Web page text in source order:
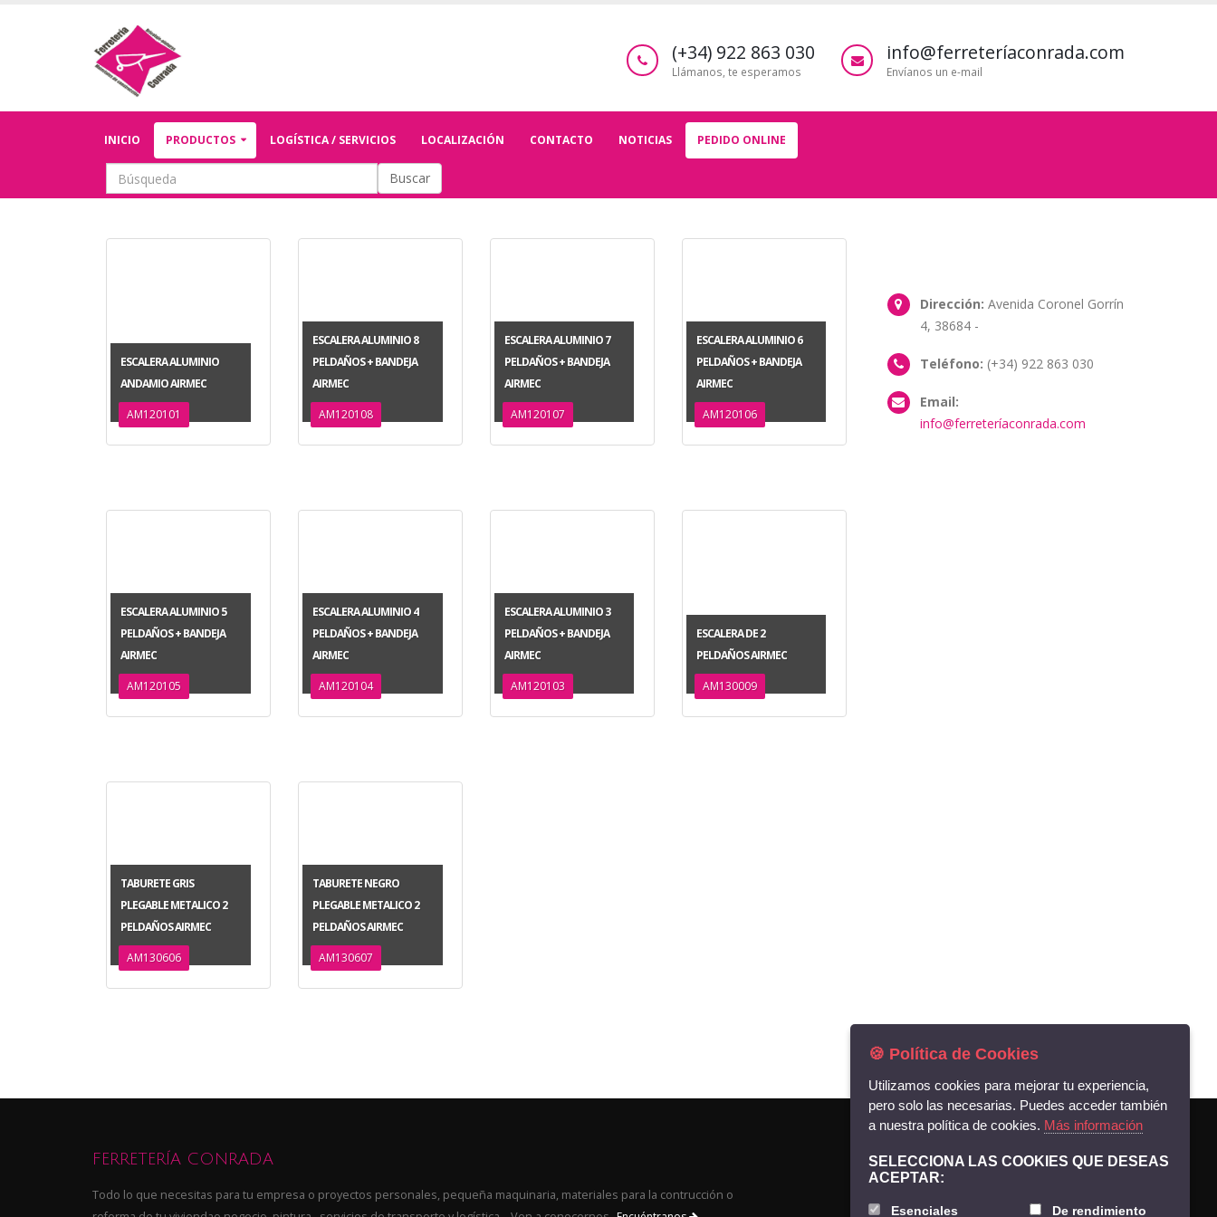
(+34) 922 863 030
Llámanos, te esperamos
info@ferreteríaconrada.com
Envíanos un e-mail
INICIO PRODUCTOS LOGÍSTICA / SERVICIOS LOCALIZACIÓN CONTACTO NOTICIAS PEDIDO ONLINE
Buscar
ESCALERA ALUMINIO
ANDAMIO AIRMEC
AM120101
ESCALERA ALUMINIO 8
PELDAÑOS + BANDEJA
AIRMEC
AM120108
ESCALERA ALUMINIO 7
PELDAÑOS + BANDEJA
AIRMEC
AM120107
ESCALERA ALUMINIO 6
PELDAÑOS + BANDEJA
AIRMEC
AM120106
ESCALERA ALUMINIO 5
PELDAÑOS + BANDEJA
AIRMEC
AM120105
ESCALERA ALUMINIO 4
PELDAÑOS + BANDEJA
AIRMEC
AM120104
ESCALERA ALUMINIO 3
PELDAÑOS + BANDEJA
AIRMEC
AM120103
ESCALERA DE 2
PELDAÑOS AIRMEC
AM130009
TABURETE GRIS
PLEGABLE METALICO 2
PELDAÑOS AIRMEC
AM130606
TABURETE NEGRO
PLEGABLE METALICO 2
PELDAÑOS AIRMEC
AM130607
Dirección: Avenida Coronel Gorrín
4, 38684 -
Teléfono: (+34) 922 863 030
Email:
info@ferreteríaconrada.com
FERRETERÍA CONRADA
Todo lo que necesitas para tu empresa o proyectos personales, pequeña maquinaria, materiales para la contrucción o
CONTACTO
(+34) 922 863 030
🍪 Política de Cookies
Utilizamos cookies para mejorar tu experiencia,
pero solo las necesarias. Puedes acceder también
a nuestra política de cookies. Más información
SELECCIONA LAS COOKIES QUE DESEAS
ACEPTAR:
Esenciales De rendimiento